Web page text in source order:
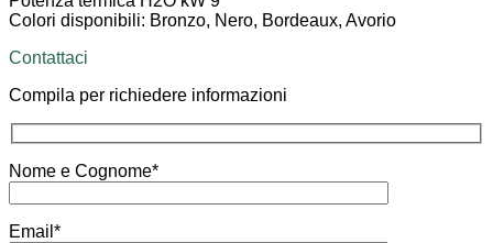
Colori disponibili: Bronzo, Nero, Bordeaux, Avorio
Contattaci
Compila per richiedere informazioni
Nome e Cognome*
Email*